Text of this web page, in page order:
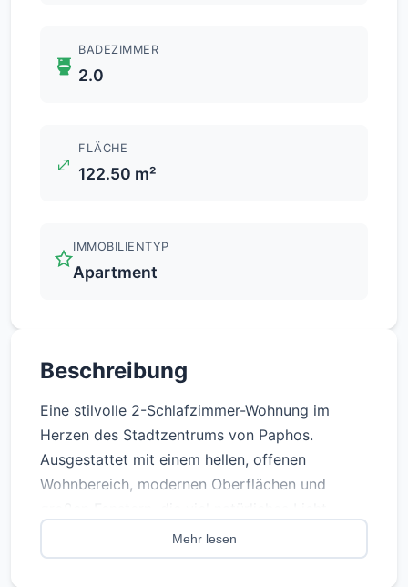
BADEZIMMER
2.0
FLÄCHE
122.50 m²
IMMOBILIENTYP
Apartment
Beschreibung
Eine stilvolle 2-Schlafzimmer-Wohnung im
Herzen des Stadtzentrums von Paphos.
Ausgestattet mit einem hellen, offenen
Wohnbereich, modernen Oberflächen und
hereinlassen. Mit eigenem Balkon, sicherem
Parkplatz und bequemem Zugang zu
Mehr lesen